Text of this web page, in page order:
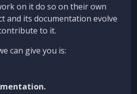
on it do so on their own
and its documentation evolve
to it.
can give you is: